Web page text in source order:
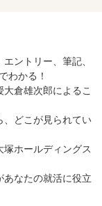
ントリー、筆記、
わかる！
倉雄次郎によるこ
どこが見られてい
ホールディングス
なたの就活に役立